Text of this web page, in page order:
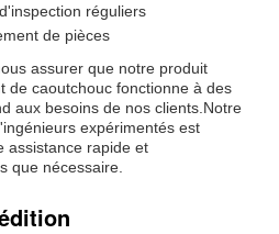
réguliers
de pièces
assurer que notre produit
de caoutchouc fonctionne à des
aux besoins de nos clients.Notre
expérimentés est
assistance rapide et
que nécessaire.